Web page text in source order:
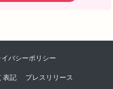
イバシーポリシー
表記 プレスリリース